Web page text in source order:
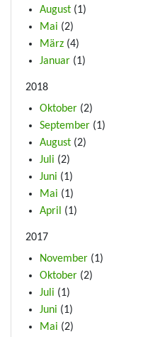
August (1)
Mai (2)
März (4)
Januar (1)
2018
Oktober (2)
September (1)
August (2)
Juli (2)
Juni (1)
Mai (1)
April
(1)
2017
November (1)
Oktober (2)
Juli (1)
Juni (1)
Mai (2)